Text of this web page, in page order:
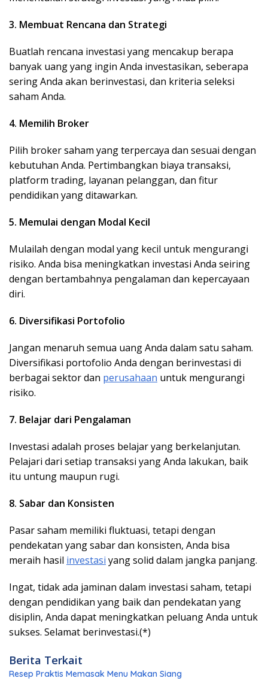
3. Membuat Rencana dan Strategi
Buatlah rencana investasi yang mencakup berapa
banyak uang yang ingin Anda investasikan, seberapa
sering Anda akan berinvestasi, dan kriteria seleksi
saham Anda.
4. Memilih Broker
Pilih broker saham yang terpercaya dan sesuai dengan
kebutuhan Anda. Pertimbangkan biaya transaksi,
platform trading, layanan pelanggan, dan fitur
pendidikan yang ditawarkan.
5. Memulai dengan Modal Kecil
Mulailah dengan modal yang kecil untuk mengurangi
risiko. Anda bisa meningkatkan investasi Anda seiring
dengan bertambahnya pengalaman dan kepercayaan
diri.
6. Diversifikasi Portofolio
Jangan menaruh semua uang Anda dalam satu saham.
Diversifikasi portofolio Anda dengan berinvestasi di
berbagai sektor dan perusahaan untuk mengurangi
risiko.
7. Belajar dari Pengalaman
Investasi adalah proses belajar yang berkelanjutan.
Pelajari dari setiap transaksi yang Anda lakukan, baik
itu untung maupun rugi.
8. Sabar dan Konsisten
Pasar saham memiliki fluktuasi, tetapi dengan
pendekatan yang sabar dan konsisten, Anda bisa
meraih hasil investasi yang solid dalam jangka panjang.
Ingat, tidak ada jaminan dalam investasi saham, tetapi
dengan pendidikan yang baik dan pendekatan yang
disiplin, Anda dapat meningkatkan peluang Anda untuk
sukses. Selamat berinvestasi.(*)
Berita Terkait
Resep Praktis Memasak Menu Makan Siang